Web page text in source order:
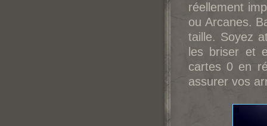
réellement
ou Arcanes.
taille. Soyez
les briser et
cartes 0 en
assurer vos